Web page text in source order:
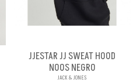
JJESTAR JJ SWEAT HOOD
NOOS NEGRO
JACK & JONES